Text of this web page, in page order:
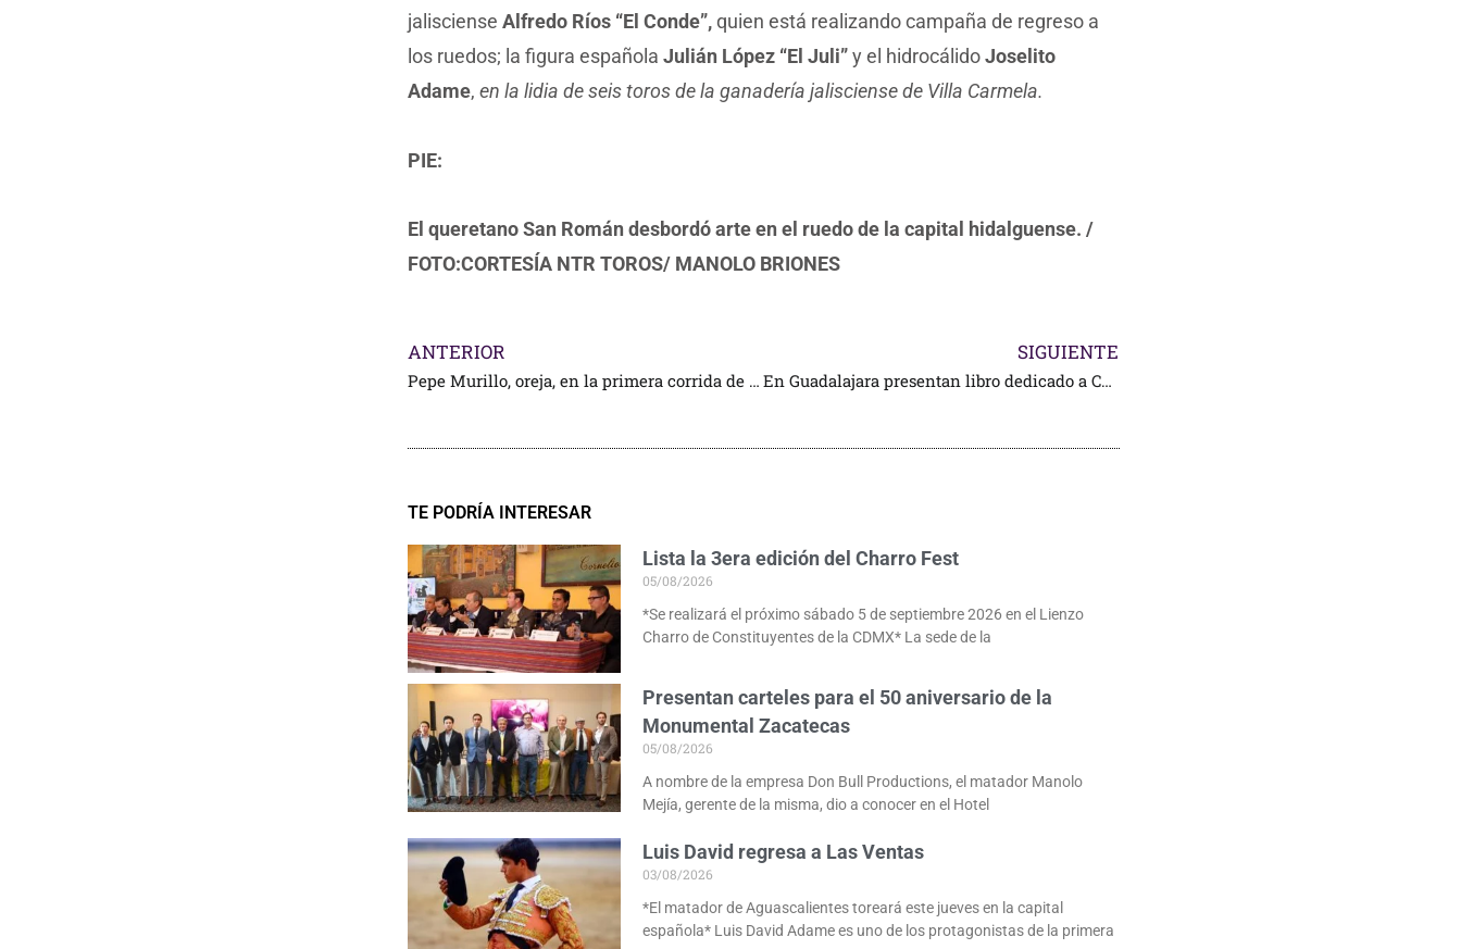
jalisciense Alfredo Ríos “El Conde”,quien está realizando campaña de regreso a
los ruedos; la figura española Julián López “El Juli”y el hidrocálidoJoselito
Adame, en la lidia de seis toros de la ganadería jalisciense de Villa Carmela.
PIE:
El queretano San Román desbordó arte en el ruedo de la capital hidalguense. /
FOTO:CORTESÍA NTR TOROS/ MANOLO BRIONES
ANTERIOR
Pepe Murillo, oreja, en la primera corrida de la Nuevo Progreso
SIGUIENTE
En Guadalajara presentan libro dedicado a Conchita Cintrón
TE PODRÍA INTERESAR
Lista la 3era edición del Charro Fest
05/08/2026
*Se realizará el próximo sábado 5 de septiembre 2026 en el Lienzo
Charro de Constituyentes de la CDMX* La sede de la
Presentan carteles para el 50 aniversario de la
Monumental Zacatecas
05/08/2026
A nombre de la empresa Don Bull Productions, el matador Manolo
Mejía, gerente de la misma, dio a conocer en el Hotel
Luis David regresa a Las Ventas
03/08/2026
*El matador de Aguascalientes toreará este jueves en la capital
española* Luis David Adame es uno de los protagonistas de la primera